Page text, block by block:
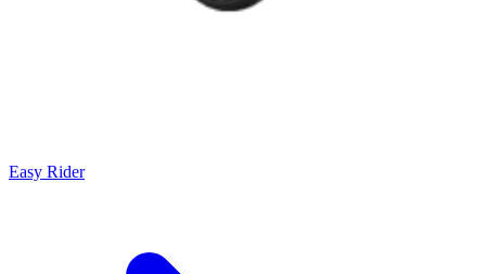
Easy Rider